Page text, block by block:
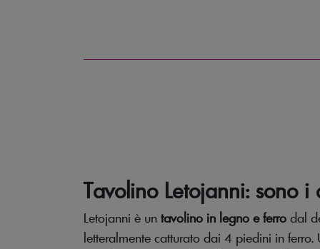
Tavolino Letojanni: sono
Letojanni è un tavolino in legno e ferro dal
letteralmente catturato dai 4 piedini in